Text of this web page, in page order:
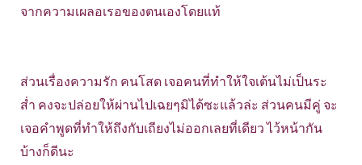
จากความเผลอเรอของตนเองโดยแท้
ส่วนเรื่องความรัก คนโสด เจอคนที่ทำให้ใจเต้นไม่เป็นระ
ส่ำ คงจะปล่อยให้ผ่านไปเฉยๆมิได้ซะแล้วล่ะ ส่วนคนมีคู่ จะ
เจอคำพูดที่ทำให้ถึงกับเถียงไม่ออกเลยที่เดียว ไว้หน้ากัน
บ้างก็ดีนะ